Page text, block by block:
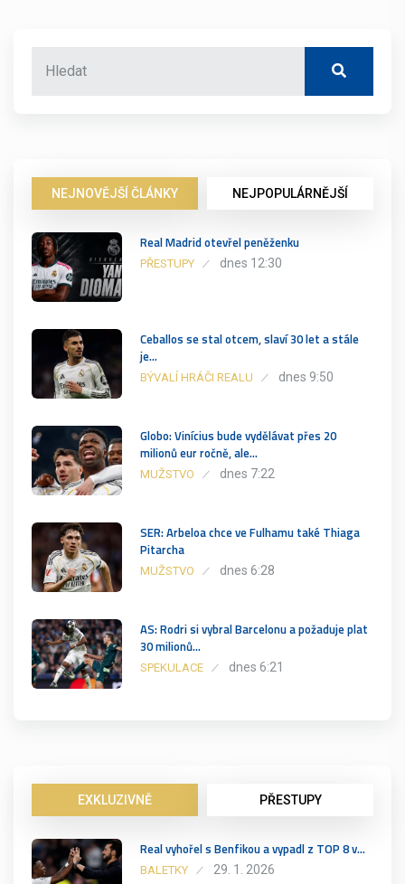
NEJNOVĚJŠÍ ČLÁNKY NEJPOPULÁRNĚJŠÍ
Real Madrid otevřel peněženku
PŘESTUPY dnes 12:30
Ceballos se stal otcem, slaví 30 let a stále
je…
BÝVALÍ HRÁČI REALU dnes 9:50
Globo: Vinícius bude vydělávat přes 20
milionů eur ročně, ale…
MUŽSTVO dnes 7:22
SER: Arbeloa chce ve Fulhamu také Thiaga
Pitarcha
MUŽSTVO dnes 6:28
AS: Rodri si vybral Barcelonu a požaduje plat
30 milionů…
SPEKULACE dnes 6:21
EXKLUZIVNĚ PŘESTUPY
Real vyhořel s Benfikou a vypadl z TOP 8 v…
BALETKY 29. 1. 2026